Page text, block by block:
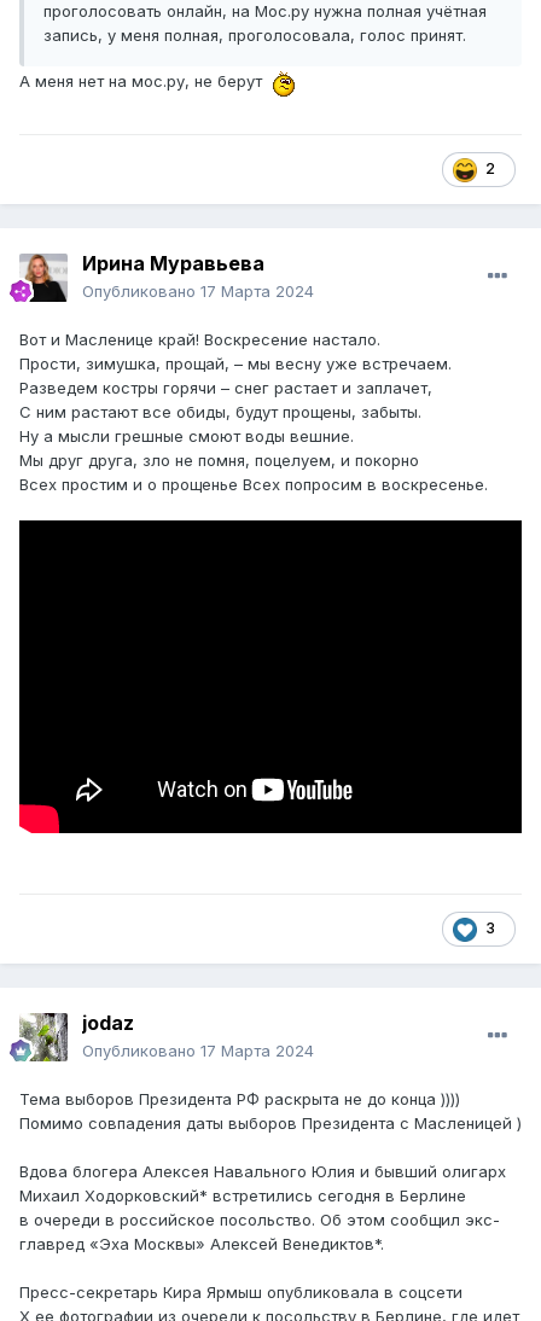
проголосовать онлайн, на Мос.ру нужна полная учётная
запись, у меня полная, проголосовала, голос принят.
А меня нет на мос.ру, не берут
2
Ирина Муравьева
Опубликовано 17 Марта 2024
Вот и Масленице край! Воскресение настало.
Прости, зимушка, прощай, – мы весну уже встречаем.
Разведем костры горячи – снег растает и заплачет,
С ним растают все обиды, будут прощены, забыты.
Ну а мысли грешные смоют воды вешние.
Мы друг друга, зло не помня, поцелуем, и покорно
Всех простим и о прощенье Всех попросим в воскресенье.
3
jodaz
Опубликовано 17 Марта 2024
Тема выборов Президента РФ раскрыта не до конца ))))
Помимо совпадения даты выборов Президента с Масленицей )
Вдова блогера Алексея Навального Юлия и бывший олигарх
Михаил Ходорковский* встретились сегодня в Берлине
в очереди в российское посольство. Об этом сообщил экс-
главред «Эха Москвы» Алексей Венедиктов*.
Пресс-секретарь Кира Ярмыш опубликовала в соцсети
X ее фотографии из очереди к посольству в Берлине, где идет